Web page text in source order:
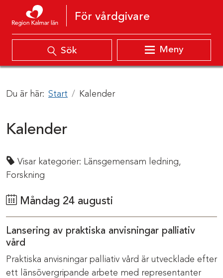
Hoppa till innehåll
För vårdgivare
Sök Meny
Du är här: Start Kalender
Kalender
Visar kategorier: Länsgemensam ledning,
Forskning
Måndag 24 augusti
Lansering av praktiska anvisningar palliativ
vård
Praktiska anvisningar palliativ vård är utvecklade efter
ett länsövergripande arbete med representanter